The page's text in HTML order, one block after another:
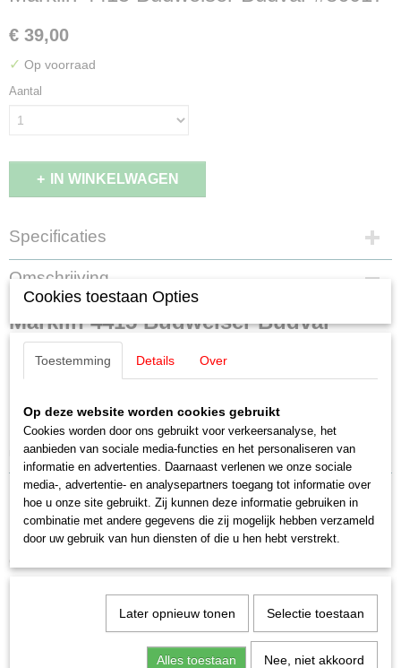
€ 39,00
✓ Op voorraad
Aantal
IN WINKELWAGEN
Specificaties
Productcode leverancier
H0 (1:87)
Gebruikt
Omschrijving
Märklin 4415 Budweiser Budvar
koelwagen
Koll's #86017
nieuwstaat!
Ook interessant
Cookies toestaan Opties
Toestemming Details Over
Op deze website worden cookies gebruikt
Cookies worden door ons gebruikt voor verkeersanalyse, het
aanbieden van sociale media-functies en het personaliseren van
informatie en advertenties. Daarnaast verlenen we onze sociale
media-, advertentie- en analysepartners toegang tot informatie over
hoe u onze site gebruikt. Zij kunnen deze informatie gebruiken in
combinatie met andere gegevens die zij mogelijk hebben verzameld
door uw gebruik van hun diensten of die u hen hebt verstrekt.
Later opnieuw tonen Selectie toestaan
Alles toestaan Nee, niet akkoord